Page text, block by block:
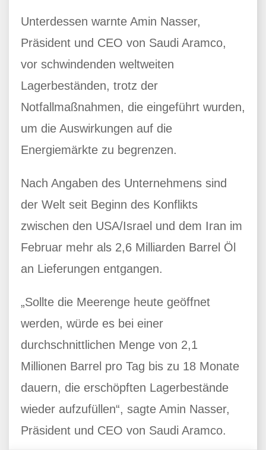
Unterdessen warnte Amin Nasser,
Präsident und CEO von Saudi Aramco,
vor schwindenden weltweiten
Lagerbeständen, trotz der
Notfallmaßnahmen, die eingeführt wurden,
um die Auswirkungen auf die
Energiemärkte zu begrenzen.
Nach Angaben des Unternehmens sind
der Welt seit Beginn des Konflikts
zwischen den USA/Israel und dem Iran im
Februar mehr als 2,6 Milliarden Barrel Öl
an Lieferungen entgangen.
„Sollte die Meerenge heute geöffnet
werden, würde es bei einer
durchschnittlichen Menge von 2,1
Millionen Barrel pro Tag bis zu 18 Monate
dauern, die erschöpften Lagerbestände
wieder aufzufüllen“, sagte Amin Nasser,
Präsident und CEO von Saudi Aramco.